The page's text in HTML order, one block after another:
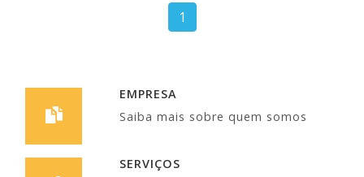
1
EMPRESA
Saiba mais sobre quem somos
SERVIÇOS